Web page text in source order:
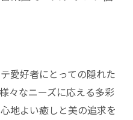
愛好者にとっての隠れた
々なニーズに応える多彩
地よい癒しと美の追求を